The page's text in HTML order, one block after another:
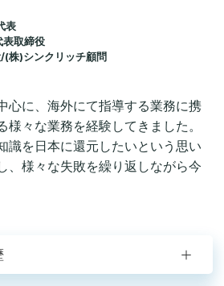
表
表取締役
株)シンクリッチ顧問
心に、海外にて指導する業務に携
様々な業務を経験してきました。
識を日本に還元したいという思い
、様々な失敗を繰り返しながら今